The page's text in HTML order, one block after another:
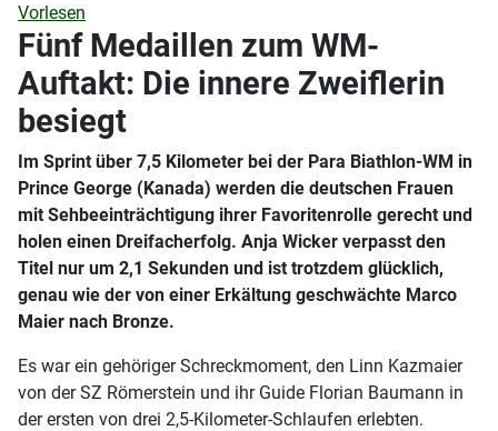
Vorlesen
Fünf Medaillen zum WM-
Auftakt: Die innere Zweiflerin
besiegt
Im Sprint über 7,5 Kilometer bei der Para Biathlon-WM in
Prince George (Kanada) werden die deutschen Frauen
mit Sehbeeinträchtigung ihrer Favoritenrolle gerecht und
holen einen Dreifacherfolg. Anja Wicker verpasst den
Titel nur um 2,1 Sekunden und ist trotzdem glücklich,
genau wie der von einer Erkältung geschwächte Marco
Maier nach Bronze.
Es war ein gehöriger Schreckmoment, den Linn Kazmaier
von der SZ Römerstein und ihr Guide Florian Baumann in
der ersten von drei 2,5-Kilometer-Schlaufen erlebten.